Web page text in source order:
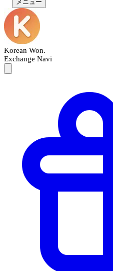
メニュー
Korean Won.
Exchange Navi